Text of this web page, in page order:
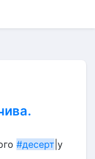
#десерт |у